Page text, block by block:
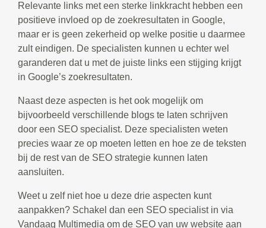
Relevante links met een sterke linkkracht hebben een
positieve invloed op de zoekresultaten in Google,
maar er is geen zekerheid op welke positie u daarmee
zult eindigen. De specialisten kunnen u echter wel
garanderen dat u met de juiste links een stijging krijgt
in Google’s zoekresultaten.
Naast deze aspecten is het ook mogelijk om
bijvoorbeeld verschillende blogs te laten schrijven
door een SEO specialist. Deze specialisten weten
precies waar ze op moeten letten en hoe ze de teksten
bij de rest van de SEO strategie kunnen laten
aansluiten.
Weet u zelf niet hoe u deze drie aspecten kunt
aanpakken? Schakel dan een SEO specialist in via
Vandaag Multimedia om de SEO van uw website aan